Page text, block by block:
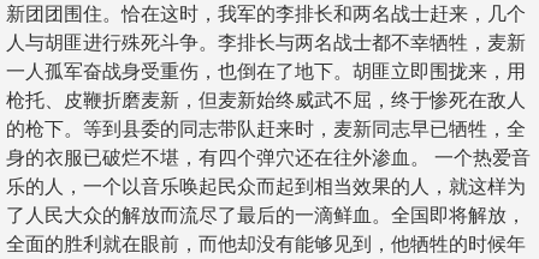
新团团围住。恰在这时，我军的李排长和两名战士赶来，几个
人与胡匪进行殊死斗争。李排长与两名战士都不幸牺牲，麦新
一人孤军奋战身受重伤，也倒在了地下。胡匪立即围拢来，用
枪托、皮鞭折磨麦新，但麦新始终威武不屈，终于惨死在敌人
的枪下。等到县委的同志带队赶来时，麦新同志早已牺牲，全
身的衣服已破烂不堪，有四个弹穴还在往外渗血。 一个热爱音
乐的人，一个以音乐唤起民众而起到相当效果的人，就这样为
了人民大众的解放而流尽了最后的一滴鲜血。全国即将解放，
全面的胜利就在眼前，而他却没有能够见到，他牺牲的时候年